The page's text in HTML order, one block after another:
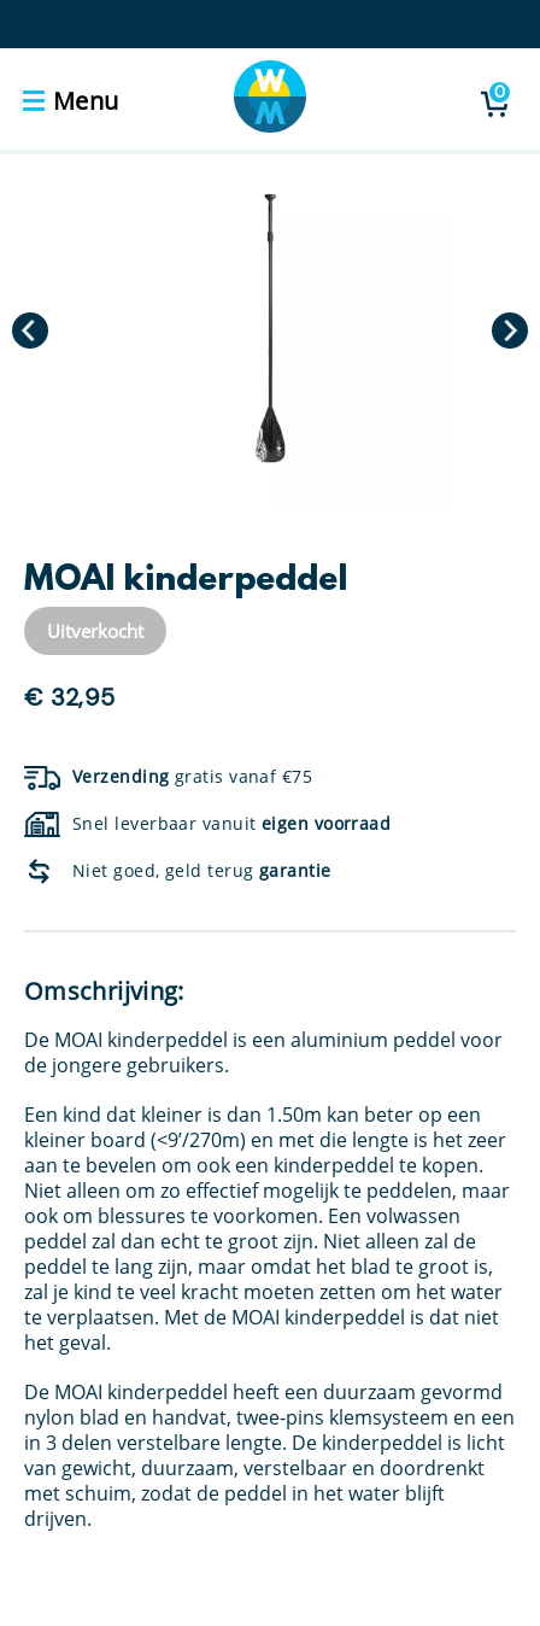
Menu 0
MOAI kinderpeddel
Uitverkocht
€ 32,95
Verzending gratis vanaf €75
Snel leverbaar vanuit eigen voorraad
Niet goed, geld terug garantie
Omschrijving:
De MOAI kinderpeddel is een aluminium peddel voor
de jongere gebruikers.
Een kind dat kleiner is dan 1.50m kan beter op een
kleiner board (<9’/270m) en met die lengte is het zeer
aan te bevelen om ook een kinderpeddel te kopen.
Niet alleen om zo effectief mogelijk te peddelen, maar
ook om blessures te voorkomen. Een volwassen
peddel zal dan echt te groot zijn. Niet alleen zal de
peddel te lang zijn, maar omdat het blad te groot is,
zal je kind te veel kracht moeten zetten om het water
te verplaatsen. Met de MOAI kinderpeddel is dat niet
het geval.
De MOAI kinderpeddel heeft een duurzaam gevormd
nylon blad en handvat, twee-pins klemsysteem en een
in 3 delen verstelbare lengte. De kinderpeddel is licht
van gewicht, duurzaam, verstelbaar en doordrenkt
met schuim, zodat de peddel in het water blijft
drijven.